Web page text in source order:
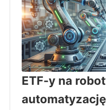
ETF-y na